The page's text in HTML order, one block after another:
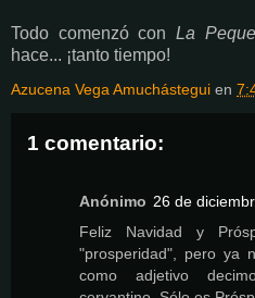
Todo comenzó conLa
hace... ¡tanto tiempo!
Azucena Vega Amuchástegui en
1 comentario:
Anónimo 26 de
Feliz Navidad y
"prosperidad", pero ya
como adjetivo